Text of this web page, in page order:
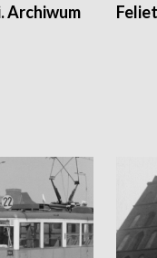
Archiwum